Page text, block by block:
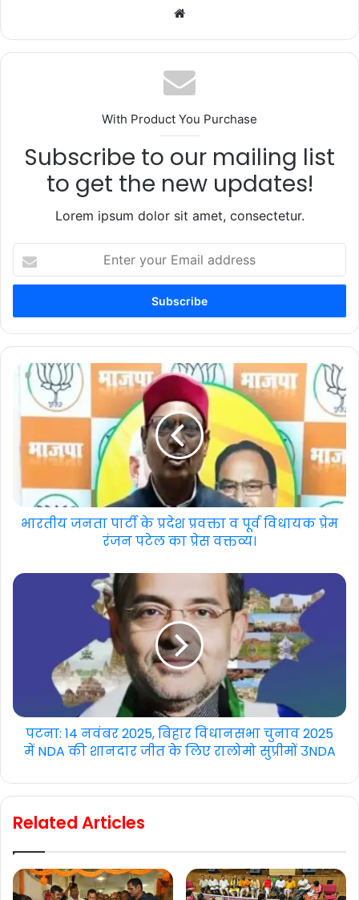
With Product You Purchase
Subscribe to our mailing list
to get the new updates!
Lorem ipsum dolor sit amet, consectetur.
your
Email
भारतीय जनता पार्टी के प्रदेश प्रवक्ता व पूर्व विधायक प्रेम
रंजन पटेल का प्रेस वक्तव्य।
पटना: 14 नवंबर 2025, बिहार विधानसभा चुनाव 2025
में NDA की शानदार जीत के लिए रालोमो सुप्रीमों उNDA
Related Articles